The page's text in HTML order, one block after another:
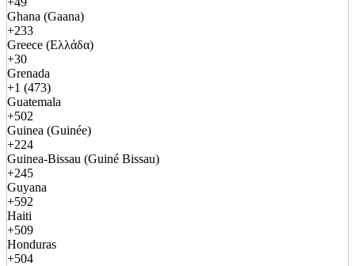
Ghana (Gaana)
+233
Greece (Ελλάδα)
+30
Grenada
+1 (473)
Guatemala
+502
Guinea (Guinée)
+224
Guinea-Bissau (Guiné Bissau)
+245
Guyana
+592
Haiti
+509
Honduras
+504